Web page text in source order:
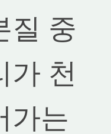
질 중
가 천
가는